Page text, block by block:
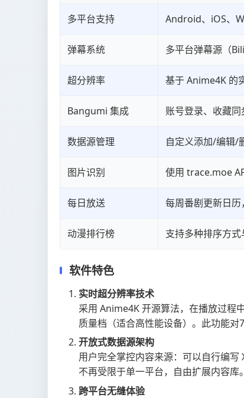
多平台支持 Android、iOS、
弹幕系统 多平台弹幕源（
超分辨率 基于 Anime4K 的
Bangumi 集成 账号登录、收藏
数据源管理 自定义添加/编辑/
图片识别 使用 trace.moe
每日放送 每周番剧更新日
动漫排行榜 支持多种排序方
软件特色
实时超分辨率技术
采用 Anime4K 开源算法，在播放过程
质量档（适合高性能设备）。此功能对
开放式数据源架构
用户完全掌控内容来源：可以自行编写
不再受限于单一平台，自由扩展内容库。
跨平台无缝体验